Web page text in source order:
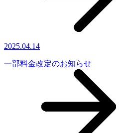
2025.04.14
一部料金改定のお知らせ